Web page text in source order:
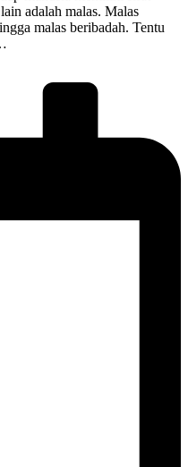
adalah malas. Malas
malas beribadah. Tentu